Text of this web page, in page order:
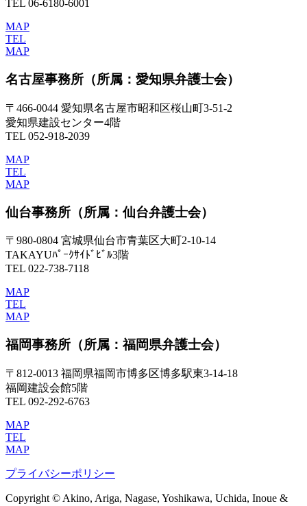
TEL 06-6180-6001
MAP
TEL
MAP
名古屋事務所 （所属：愛知県弁護士会）
〒466-0044 愛知県名古屋市昭和区桜山町3-51-2
愛知県建設センター4階
TEL 052-918-2039
MAP
TEL
MAP
仙台事務所 （所属：仙台弁護士会）
〒980-0804 宮城県仙台市青葉区大町2-10-14
TAKAYUﾊﾟｰｸｻｲﾄﾞﾋﾞﾙ3階
TEL 022-738-7118
MAP
TEL
MAP
福岡事務所 （所属：福岡県弁護士会）
〒812-0013 福岡県福岡市博多区博多駅東3-14-18
福岡建設会館5階
TEL 092-292-6763
MAP
TEL
MAP
プライバシーポリシー
Copyright © Akino, Ariga, Nagase, Yoshikawa, Uchida, Inoue &